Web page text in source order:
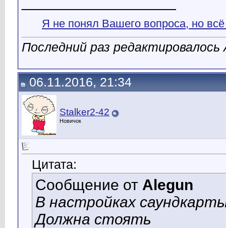
Я не понял Вашего вопроса, но
Последний раз
06.11.2016, 21:34
Stalker2-42
Новичок
Цитата:
Сообщение от Alegun
В настройках
Должна стоять